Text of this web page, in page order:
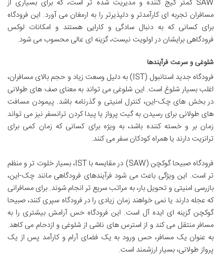
SAW کمتر گیج کننده و مدیریت شده تر است، که برای بسیاری از
مسافران تجربه ای کارآمدتر و دلپذیرتر را به ارمغان می آورد. این فرودگاه
برای کسانی که به دنبال سادگی و کارایی هستند و امکانات لوکس
فرودگاهی برایشان در اولویت نیست، گزینه ای عالی محسوب می شود.
شلوغی و سرعت فرآیندها
فرودگاه جدید استانبول (IST) به دلیل وسعت زیاد و حجم بالای مسافران،
اغلب بسیار شلوغ است. این شلوغی می تواند به معنای صف های طولانی
در بخش های چک-این، کنترل امنیتی و گذرنامه باشد. پیمودن مسافت
های طولانی برای رسیدن به گیت پرواز یا پیدا کردن ترانسفر نیز می تواند
زمان بر و خسته کننده باشد، به ویژه برای کسانی که زمان کمی برای
ترانزیت دارند یا همراه کودکان سفر می کنند.
فرودگاه صبیحا گوکچن (SAW) در مقایسه با IST، بسیار خلوت تر و منظم
تر است. این ویژگی باعث می شود فرآیندهای فرودگاهی مانند چک-این،
بازرسی امنیتی و تحویل بار، به مراتب سریع تر انجام شوند. برای مسافرانی
که عجله دارند یا نمی خواهند زمان زیادی را در فرودگاه سپری کنند، صبیحا
گوکچن گزینه ای ایده آل است. این فرودگاه حس آرامش بیشتری را به
مسافر منتقل می کند و از استرس های ناشی از شلوغی و ازدحام می کاهد.
به عنوان یک مسافر، حس ورود به یک فضای آرام و کارآمد پس از یک
پرواز طولانی، بسیار ارزشمند است.